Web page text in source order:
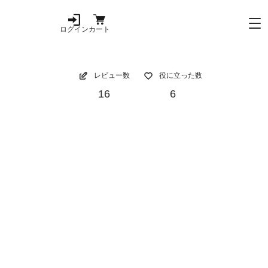
ログインカート
レビュー数
16
役に立った数
6